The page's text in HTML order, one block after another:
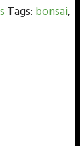
Tags:bonsai,